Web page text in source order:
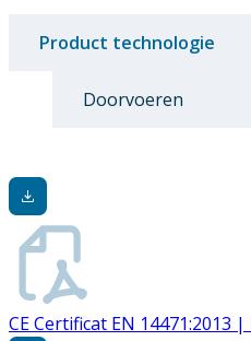
Product technologie
Doorvoeren
CE Certificat EN 14471:2013 |